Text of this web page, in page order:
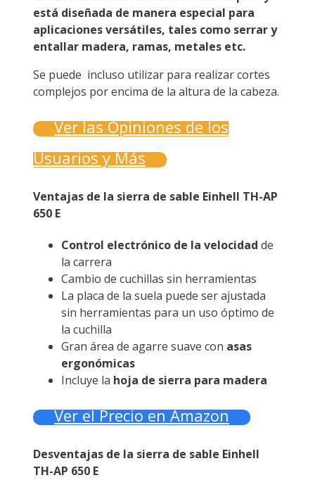
está diseñada de manera especial para
aplicaciones versátiles, tales como serrar y
entallar madera, ramas, metales etc.
Se puede incluso utilizar para realizar cortes
complejos por encima de la altura de la cabeza.
Ver las Opiniones de los
Usuarios y Más
Ventajas de la sierra de sable Einhell TH-AP
650 E
Control electrónico de la velocidad de
la carrera
Cambio de cuchillas sin herramientas
La placa de la suela puede ser ajustada
sin herramientas para un uso óptimo de
la cuchilla
Gran área de agarre suave con asas
ergonómicas
Incluye la hoja de sierra para madera
Ver el Precio en Amazon
Desventajas de la sierra de sable Einhell
TH-AP 650 E